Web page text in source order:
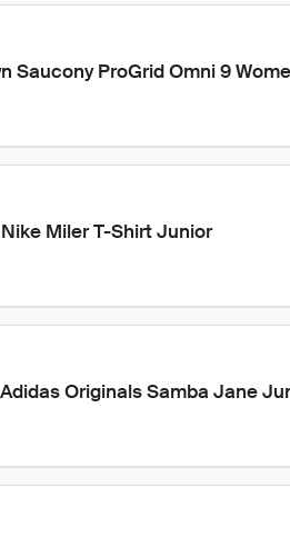
Saucony ProGrid Omni 9
Miler T-Shirt Junior
Originals Samba Jane